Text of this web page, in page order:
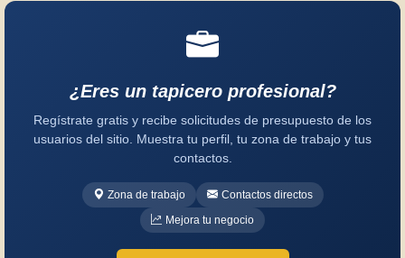
¿Eres un tapicero profesional?
Regístrate gratis y recibe solicitudes de presupuesto de los
usuarios del sitio. Muestra tu perfil, tu zona de trabajo y tus
contactos.
Zona de trabajo
Contactos directos
Mejora tu negocio